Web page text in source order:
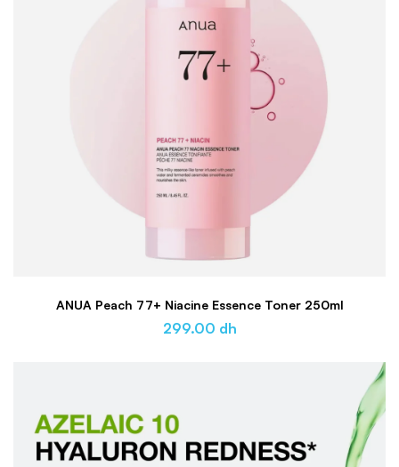
ANUA Peach 77+ Niacine Essence Toner 250ml
299.00 dh